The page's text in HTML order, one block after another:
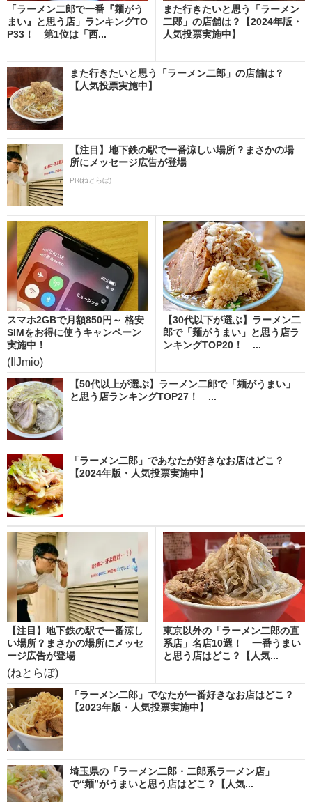
「ラーメン二郎で一番『麺がう
まい』と思う店」ランキングTO
P33！ 第1位は「西...
また行きたいと思う「ラーメン
二郎」の店舗は？【2024年版・
人気投票実施中】
また行きたいと思う「ラーメン二郎」の店舗は？
【人気投票実施中】
【注目】地下鉄の駅で一番涼しい場所？まさかの場
所にメッセージ広告が登場
PR(ねとらぼ)
スマホ2GBで月額850円～ 格安
SIMをお得に使うキャンペーン
実施中！
(IIJmio)
【30代以下が選ぶ】ラーメン二
郎で「麺がうまい」と思う店ラ
ンキングTOP20！ ...
【50代以上が選ぶ】ラーメン二郎で「麺がうまい」
と思う店ランキングTOP27！ ...
「ラーメン二郎」であなたが好きなお店はどこ？
【2024年版・人気投票実施中】
【注目】地下鉄の駅で一番涼し
い場所？まさかの場所にメッセ
ージ広告が登場
(ねとらぼ)
東京以外の「ラーメン二郎の直
系店」名店10選！ 一番うまい
と思う店はどこ？【人気...
「ラーメン二郎」でなたが一番好きなお店はどこ？
【2023年版・人気投票実施中】
埼玉県の「ラーメン二郎・二郎系ラーメン店」
で“麺”がうまいと思う店はどこ？【人気...